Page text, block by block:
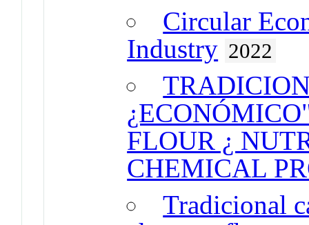
Circular
Industry 2022
FLOUR ¿
CHEMICAL
Tradicional